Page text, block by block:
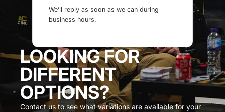
We’ll reply as soon as we can during
business hours.
LOOKING FOR
DIFFERENT
OPTIONS?
Contact us to see what variations are available for your